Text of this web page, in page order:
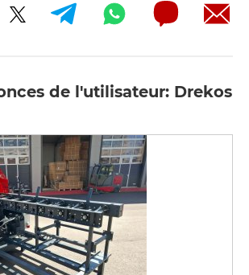
de l'utilisateur: Drekos